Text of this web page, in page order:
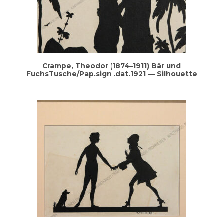
Cram­pe, Theo­dor (1874–1911) Bär und
FuchsTusche/Pap.sign .dat.1921 — Silhouette